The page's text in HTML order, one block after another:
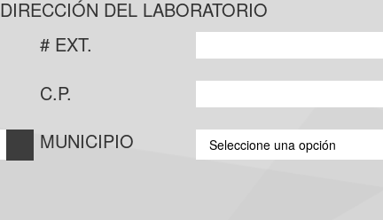
DIRECCIÓN DEL LABORATORIO
# EXT.
C.P.
MUNICIPIO Seleccione una opción